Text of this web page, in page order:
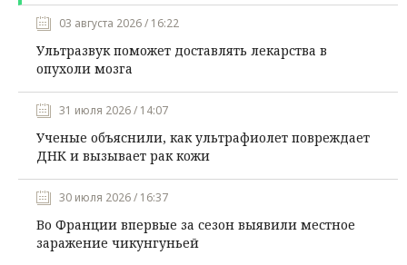
03 августа 2026 / 16:22
Ультразвук поможет доставлять лекарства в
опухоли мозга
31 июля 2026 / 14:07
Ученые объяснили, как ультрафиолет повреждает
ДНК и вызывает рак кожи
30 июля 2026 / 16:37
Во Франции впервые за сезон выявили местное
заражение чикунгуньей